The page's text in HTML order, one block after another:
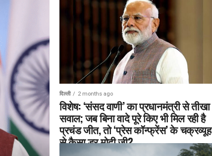
दिल्ली 2 months ago
विशेष: ‘संसद वाणी’ का प्रधानमंत्री से तीखा
सवाल; जब बिना वादे पूरे किए भी मिल रही है
प्रचंड जीत, तो ‘प्रेस कॉन्फ्रेंस’ के चक्रव्यूह
से कैसा डर मोदी जी?